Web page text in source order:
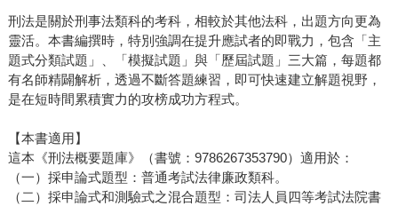
刑法是關於刑事法類科的考科，相較於其他法科，出題方向更為
靈活。本書編撰時，特別強調在提升應試者的即戰力，包含「主
題式分類試題」、「模擬試題」與「歷屆試題」三大篇，每題都
有名師精闢解析，透過不斷答題練習，即可快速建立解題視野，
是在短時間累積實力的攻榜成功方程式。
【本書適用】
這本《刑法概要題庫》（書號：9786267353790）適用於：
（一）採申論式題型：普通考試法律廉政類科。
（二）採申論式和測驗式之混合題型：司法人員四等考試法院書